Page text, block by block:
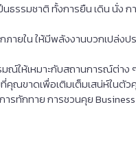
ธรรมชาติ ทั้งการยืน เดิน นั่ง ก
ภายใน ให้มีพลังงานบวกเปล่งป
มณ์ให้เหมาะกับสถานการณ์ต่าง
คุณขาดเพื่อเติมเต็มเสน่ห์ในตั
ารทักทาย การชวนคุย Business